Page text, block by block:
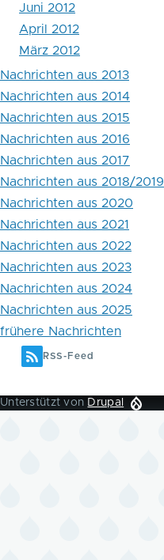
Juni 2012
April 2012
März 2012
Nachrichten aus 2013
Nachrichten aus 2014
Nachrichten aus 2015
Nachrichten aus 2016
Nachrichten aus 2017
Nachrichten aus 2018/2019
Nachrichten aus 2020
Nachrichten aus 2021
Nachrichten aus 2022
Nachrichten aus 2023
Nachrichten aus 2024
Nachrichten aus 2025
frühere Nachrichten
RSS-Feed
Unterstützt von Drupal